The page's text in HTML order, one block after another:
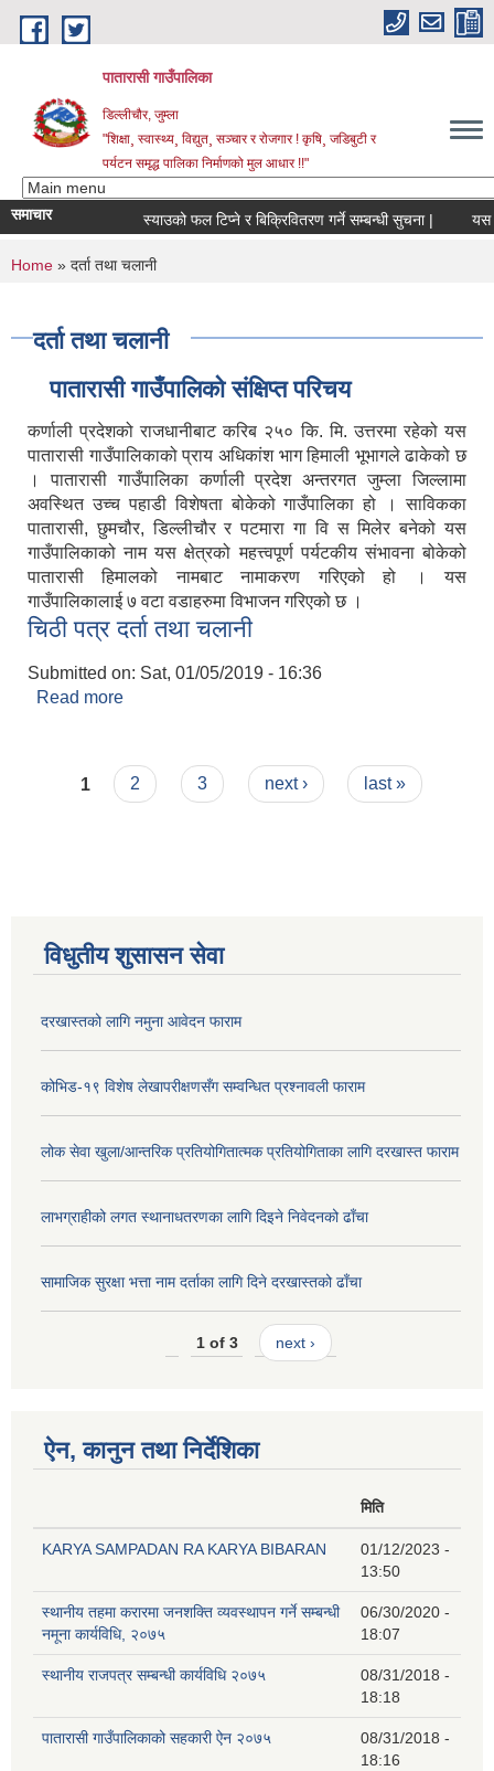
Skip to main content
पातारासी गाउँपालिका
डिल्लीचौर, जुम्ला
"शिक्षा¸ स्वास्थ्य¸ विद्युत¸ सञ्चार र रोजगार ! कृषि¸ जडिबुटी र
पर्यटन समृद्ध पालिका निर्माणको मुल आधार !!"
समाचार स्याउको फल टिप्ने र बिक्रिवितरण गर्ने सम्बन्धी सुचना | यस
You are here
Home » द‍र्ता तथा चलानी
द‍र्ता तथा चलानी
पातारासी गाउँपालिको संक्षिप्त परिचय
कर्णाली प्रदेशको राजधानीबाट करिब २५० कि. मि. उत्तरमा रहेको यस
पातारासी गाउँपालिकाको प्राय अधिकांश भाग हिमाली भूभागले ढाकेको छ
। पातारासी गाउँपालिका कर्णाली प्रदेश अन्तरगत जुम्ला जिल्लामा
अवस्थित उच्च पहाडी विशेषता बोकेको गाउँपालिका हो । साविकका
पातारासी, छुमचौर, डिल्लीचौर र पटमारा गा वि स मिलेर बनेको यस
गाउँपालिकाको नाम यस क्षेत्रको महत्त्वपूर्ण पर्यटकीय संभावना बोकेको
पातारासी हिमालको नामबाट नामाकरण गरिएको हो । यस
गाउँपालिकालाई ७ वटा वडाहरुमा विभाजन गरिएको छ ।
चिठी पत्र दर्ता तथा चलानी
Submitted on: Sat, 01/05/2019 - 16:36
Read more
Pages
1 2 3 next › last »
विधुतीय शुसासन सेवा
दरखास्तको लागि नमुना आवेदन फाराम
कोभिड-१९ विशेष लेखापरीक्षणसँग सम्वन्धित प्रश्नावली फाराम
लोक सेवा खुला/आन्तरिक प्रतियोगितात्मक प्रतियोगिताका लागि दरखास्त फाराम
लाभग्राहीको लगत स्थानाधतरणका लागि दिइने निवेदनको ढाँचा
सामाजिक सुरक्षा भत्ता नाम दर्ताका लागि दिने दरखास्तको ढाँचा
1 of 3 next ›
ऐन, कानुन तथा निर्देशिका
मिति
KARYA SAMPADAN RA KARYA BIBARAN
01/12/2023 -
13:50
स्थानीय तहमा करारमा जनशक्ति व्यवस्थापन गर्ने सम्बन्धी
नमूना कार्यविधि, २०७५
06/30/2020 -
18:07
स्थानीय राजपत्र सम्बन्धी कार्यविधि २०७५
08/31/2018 -
18:18
पातारासी गाउँपालिकाको सहकारी ऐन २०७५
08/31/2018 -
18:16